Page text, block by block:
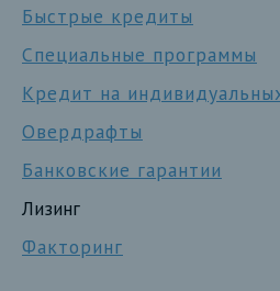
Быстрые кредиты
Специальные программы
Кредит на
Овердрафты
Банковские гарантии
Лизинг
Факторинг